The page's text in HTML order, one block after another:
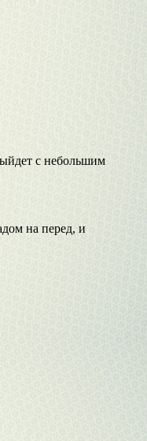
с небольшим
на перед, и